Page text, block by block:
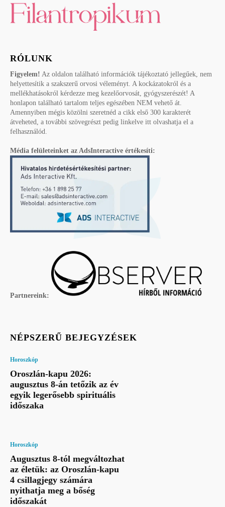
RÓLUNK
Figyelem! Az oldalon található információk tájékoztató jellegűek, nem
helyettesítik a szakszerű orvosi véleményt. A kockázatokról és a
mellékhatásokról kérdezze meg kezelőorvosát, gyógyszerészét! A
honlapon található tartalom teljes egészében NEM vehető át.
Amennyiben mégis közölni szeretnéd a cikk első 300 karakterét
átveheted, a további szövegrészt pedig linkelve itt olvashatja el a
felhasználód.
Média felületeinket az AdsInteractive értékesíti:
Partnereink:
NÉPSZERŰ BEJEGYZÉSEK
Horoszkóp
Oroszlán-kapu 2026:
augusztus 8-án tetőzik az év
egyik legerősebb spirituális
időszaka
Horoszkóp
Augusztus 8-tól megváltozhat
az életük: az Oroszlán-kapu
4 csillagjegy számára
nyithatja meg a bőség
időszakát